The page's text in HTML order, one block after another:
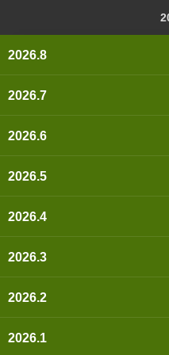
2026.8
2026.7
2026.6
2026.5
2026.4
2026.3
2026.2
2026.1
個人情
Cookie等の利用に関す
サイトアクセス情報の
法人・プレスお問い合わ
※本サイトはアフィリエイト